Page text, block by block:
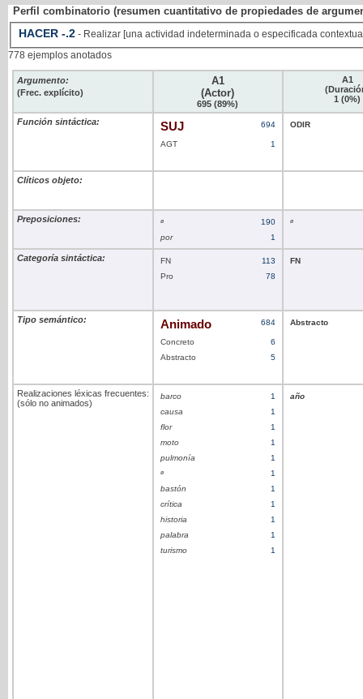
Perfil combinatorio (resumen cuantitativo de propiedades de
HACER -.2 - Realizar [una actividad indeterminada o especificada
778 ejemplos anotados
Argumento:
(Frec. explícito)
A1
(Actor)
695 (89%)
A1
1 (0%)
Función sintáctica: SUJ 694
AGT 1
ODIR
Clíticos objeto:
Preposiciones: ø
190
por
1
ø
Categoría sintáctica: FN
113
Pro
78
FN
Tipo semántico: Animado 684
Concreto
6
Abstracto
5
Abstracto
Realizaciones léxicas frecuentes:
(sólo no animados)
barco
1
causa
1
flor
1
moto
1
pulmonía
1
ø
1
bastón
1
crítica
1
historia
1
palabra
1
turismo
1
año